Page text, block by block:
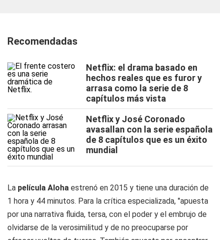
Recomendadas
Netflix: el drama basado en
hechos reales que es furor y
arrasa como la serie de 8
capítulos más vista
Netflix y José Coronado
avasallan con la serie española
de 8 capítulos que es un éxito
mundial
La película Aloha estrenó en 2015 y tiene una duración de
1 hora y 44 minutos. Para la crítica especializada, "apuesta
por una narrativa fluida, tersa, con el poder y el embrujo de
olvidarse de la verosimilitud y de no preocuparse por